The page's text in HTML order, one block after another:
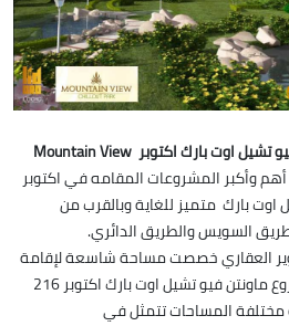
امتلك وحدتك الان فى ماونتن فيو تشيل اوت بارك اكتوبر Mountain View
وأكبر المشروعات المقامه في اكتوبر
بارك متميز للغاية وبالقرب من
السويس والطريق الدائري.
العقاري خصصت مساحة شاسعة لإقامة
المشروع حيث تعد مساحة مشروع ماونتن فيو تشيل اوت بارك اكتوبر 216
سكنية مختلفة المساحات تتمثل في